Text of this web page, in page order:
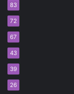
83
72
67
43
39
26